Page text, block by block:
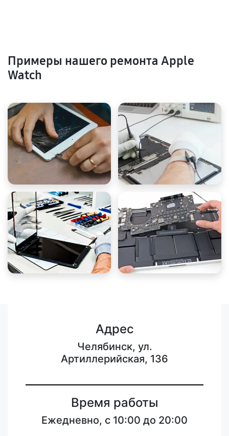
Примеры нашего ремонта Apple
Watch
Адрес
Челябинск, ул.
Артиллерийская, 136
Время работы
Ежедневно, с 10:00 до 20:00